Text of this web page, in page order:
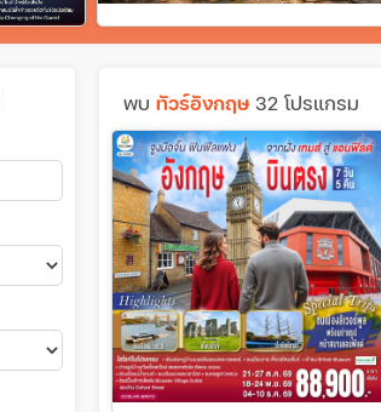
พบ ทัวร์อังกฤษ 32 โปรแกรม